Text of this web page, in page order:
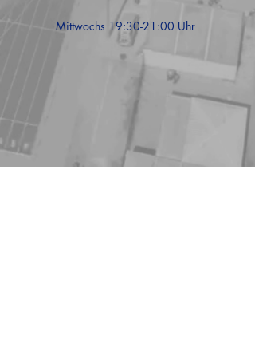
Mittwochs 19:30-21:00 Uhr